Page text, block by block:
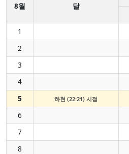
8월
달
1
2
3
4
5
하현 (22:21) 시점
6
7
8